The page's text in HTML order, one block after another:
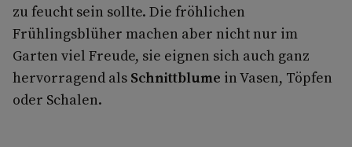
zu feucht sein sollte. Die fröhlichen
Frühlingsblüher machen aber nicht nur im
Garten viel Freude, sie eignen sich auch ganz
hervorragend als Schnittblume in Vasen, Töpfen
oder Schalen.